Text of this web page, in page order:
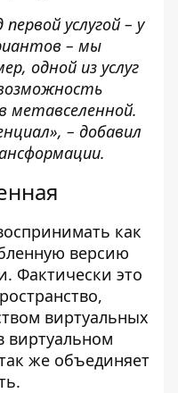
услугой – у
– мы
одной из услуг
метавселенной.
– добавил
как
версию
. Фактически это
виртуальных
виртуальном
же объединяет